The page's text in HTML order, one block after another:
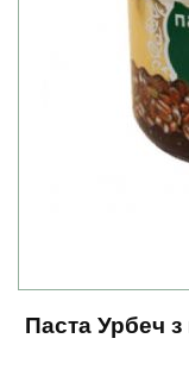
Паста Урбеч з